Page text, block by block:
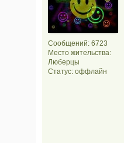
Сообщений: 6723
Место жительства:
Люберцы
Статус: оффлайн